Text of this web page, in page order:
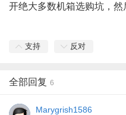
开绝大多数机箱选购坑，然
支持 反对
全部回复 6
Marygrish1586